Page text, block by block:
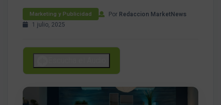
Marketing y Publicidad Por Redaccion MarketNews
1 julio, 2025